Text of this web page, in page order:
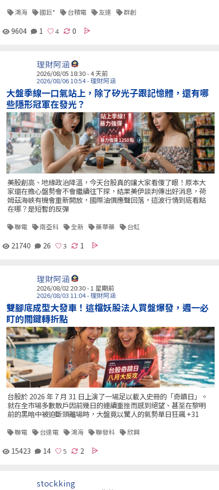
鴻海 國巨* 台積電 友達 群創
9604 1 0
理財阿涵
2026/08/05 18:30 - 4 天前
2026/08/06 10:54 - 理財阿涵
大盤季線一口氣站上，除了矽光子跟記憶體，還有哪
些隱形冠軍在發光？
美股創高、地緣政治降溫，今天台股真的讓大家看傻了眼！原本大
家還在擔心盤勢會不會繼續往下探，結果美伊談判傳出好消息，荷
姆茲海峽有機會重新開放，國際油價應聲回落，這波行情到底看點
在哪？是短暫的反彈
聯電 南亞科 全新 藥華藥 台虹
21740 26 1
理財阿涵
2026/08/02 20:30 - 1 星期前
2026/08/03 11:04 - 理財阿涵
雙腳底成型大發車！這檔妖股法人買盤爆發，週一必
盯的關鍵轉折點
台股於 2026 年 7 月 31 日上演了一場足以載入史冊的「奇蹟日」。
就在全市場多數散戶因前幾日的連續重挫而感到絕望、甚至在黎明
前的黑暗中被迫斷頭離場時，大盤竟以驚人的氣勢單日狂飆 +31
聯電 台達電 鴻海 聯發科 欣興
15423 14 2
stockking